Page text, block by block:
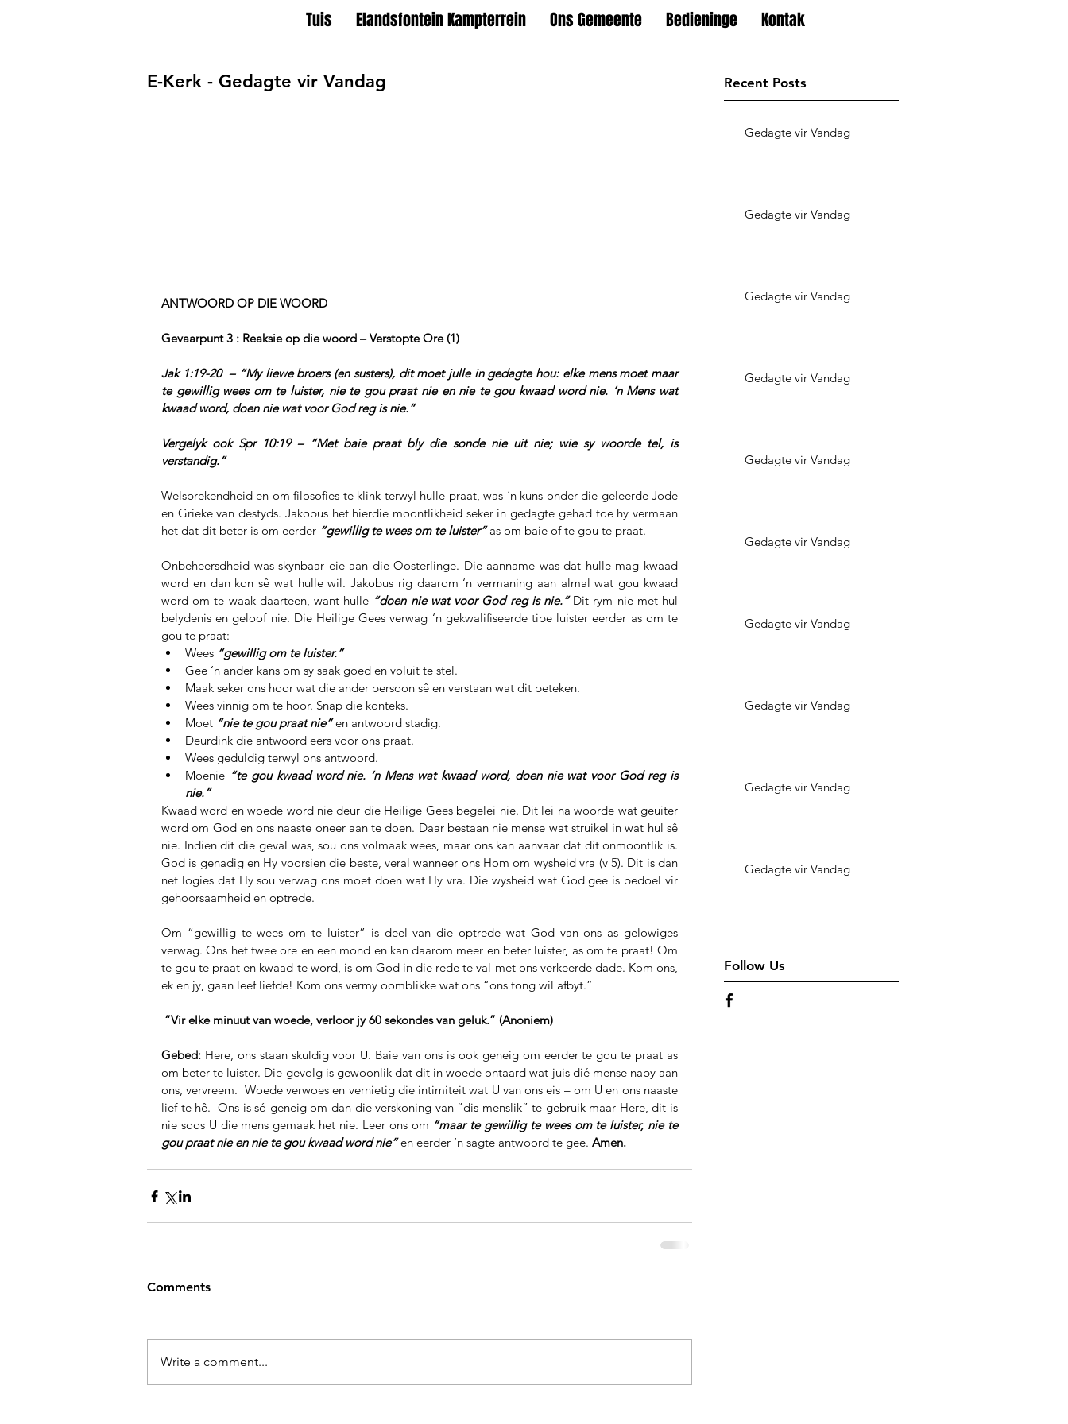
Tuis Elandsfontein Kampterrein Ons Gemeente Bedieninge Kontak
E-Kerk - Gedagte vir Vandag
ANTWOORD OP DIE WOORD
Gevaarpunt 3 : Reaksie op die woord – Verstopte Ore (1)
Jak 1:19-20  – “My liewe broers (en susters), dit moet julle in gedagte hou: elke mens moet maar
te gewillig wees om te luister, nie te gou praat nie en nie te gou kwaad word nie. ‘n Mens wat
kwaad word, doen nie wat voor God reg is nie.”
Vergelyk ook Spr 10:19 – “Met baie praat bly die sonde nie uit nie; wie sy woorde tel, is
verstandig.”
Welsprekendheid en om filosofies te klink terwyl hulle praat, was ‘n kuns onder die geleerde Jode
en Grieke van destyds. Jakobus het hierdie moontlikheid seker in gedagte gehad toe hy vermaan
het dat dit beter is om eerder “gewillig te wees om te luister” as om baie of te gou te praat.
Onbeheersdheid was skynbaar eie aan die Oosterlinge. Die aanname was dat hulle mag kwaad
word en dan kon sê wat hulle wil. Jakobus rig daarom ‘n vermaning aan almal wat gou kwaad
word om te waak daarteen, want hulle “doen nie wat voor God reg is nie.” Dit rym nie met hul
belydenis en geloof nie. Die Heilige Gees verwag ‘n gekwalifiseerde tipe luister eerder as om te
gou te praat:
Wees “gewillig om te luister.”
Gee ‘n ander kans om sy saak goed en voluit te stel.
Maak seker ons hoor wat die ander persoon sê en verstaan wat dit beteken.
Wees vinnig om te hoor. Snap die konteks.
Moet “nie te gou praat nie” en antwoord stadig.
Deurdink die antwoord eers voor ons praat.
Wees geduldig terwyl ons antwoord.
Moenie “te gou kwaad word nie. ‘n Mens wat kwaad word, doen nie wat voor God reg is
nie.”
Kwaad word en woede word nie deur die Heilige Gees begelei nie. Dit lei na woorde wat geuiter
word om God en ons naaste oneer aan te doen. Daar bestaan nie mense wat struikel in wat hul sê
nie. Indien dit die geval was, sou ons volmaak wees, maar ons kan aanvaar dat dit onmoontlik is.
God is genadig en Hy voorsien die beste, veral wanneer ons Hom om wysheid vra (v 5). Dit is dan
net logies dat Hy sou verwag ons moet doen wat Hy vra. Die wysheid wat God gee is bedoel vir
gehoorsaamheid en optrede.
Om “gewillig te wees om te luister” is deel van die optrede wat God van ons as gelowiges
verwag. Ons het twee ore en een mond en kan daarom meer en beter luister, as om te praat! Om
te gou te praat en kwaad te word, is om God in die rede te val met ons verkeerde dade. Kom ons,
ek en jy, gaan leef liefde! Kom ons vermy oomblikke wat ons “ons tong wil afbyt.”
“Vir elke minuut van woede, verloor jy 60 sekondes van geluk.” (Anoniem)
Gebed: Here, ons staan skuldig voor U. Baie van ons is ook geneig om eerder te gou te praat as
om beter te luister. Die gevolg is gewoonlik dat dit in woede ontaard wat juis dié mense naby aan
ons, vervreem.  Woede verwoes en vernietig die intimiteit wat U van ons eis – om U en ons naaste
lief te hê.  Ons is só geneig om dan die verskoning van “dis menslik” te gebruik maar Here, dit is
nie soos U die mens gemaak het nie. Leer ons om “maar te gewillig te wees om te luister, nie te
gou praat nie en nie te gou kwaad word nie” en eerder ‘n sagte antwoord te gee. Amen.
Comments
Write a comment...
Recent Posts
Gedagte vir Vandag
Gedagte vir Vandag
Gedagte vir Vandag
Gedagte vir Vandag
Gedagte vir Vandag
Gedagte vir Vandag
Gedagte vir Vandag
Gedagte vir Vandag
Gedagte vir Vandag
Gedagte vir Vandag
Follow Us